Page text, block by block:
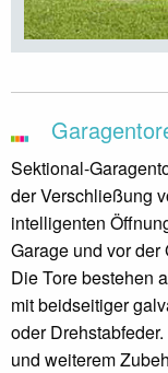
Sektional-
der Verschließung
intelligenten
Garage und vor der
Die Tore bestehen
mit beidseitiger
oder
und weiterem